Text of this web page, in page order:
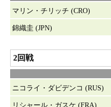
マリン・チリッチ (CRO)
錦織圭 (JPN)
2回戦
ニコライ・ダビデンコ (RUS)
リシャール・ガスケ (FRA)